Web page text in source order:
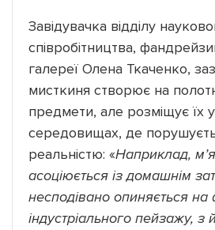
Завідувачка відділу
співробітництва,
галереї Олена Ткаченко,
мисткиня створює на
предмети, але розміщує їх
середовищах, де
реальністю: «Наприклад,
асоціюється із домашнім
несподівано опиняється на
індустріального пейзажу, з